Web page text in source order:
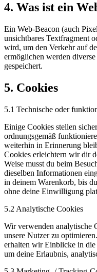
4. Was ist ein
Ein Web-Beacon (auch
unsichtbares Textfragment
wird, um den Verkehr auf
ermöglichen werden
gespeichert.
5. Cookies
5.1 Technische oder
Einige Cookies stellen
ordnungsgemäß
weiterhin in Erinnerung
Cookies erleichtern wir dir
Weise musst du beim
dieselben Informationen
in deinem Warenkorb, bis
ohne deine Einwilligung
5.2 Analytische Cookies
Wir verwenden analytische
unsere Nutzer zu
erhalten wir Einblicke in
um deine Erlaubnis,